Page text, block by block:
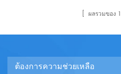
เยี่ยมและปั๊มขนถ่ายสำหรับลำเลียง
อินทรีย์ที่ความเข้มข้นและอุณหภูมิ
ผลรวมของ 1
ต้องการความช่วยเหลือ